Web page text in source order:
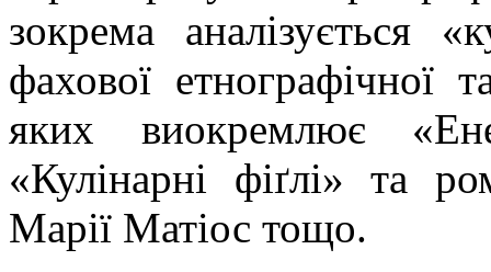
зокрема аналізується
фахової етнографічної
яких виокремлює
«Кулінарні фіґлі» та
Марії Матіос тощо.